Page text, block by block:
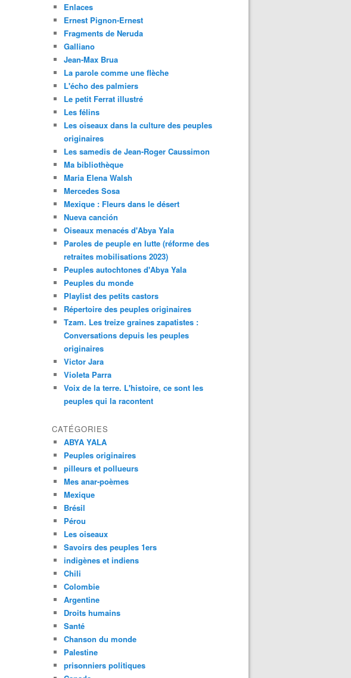
Enlaces
Ernest Pignon-Ernest
Fragments de Neruda
Galliano
Jean-Max Brua
La parole comme une flèche
L'écho des palmiers
Le petit Ferrat illustré
Les félins
Les oiseaux dans la culture des peuples
originaires
Les samedis de Jean-Roger Caussimon
Ma bibliothèque
Maria Elena Walsh
Mercedes Sosa
Mexique : Fleurs dans le désert
Nueva canción
Oiseaux menacés d'Abya Yala
Paroles de peuple en lutte (réforme des
retraites mobilisations 2023)
Peuples autochtones d'Abya Yala
Peuples du monde
Playlist des petits castors
Répertoire des peuples originaires
Tzam. Les treize graines zapatistes :
Conversations depuis les peuples
originaires
Victor Jara
Violeta Parra
Voix de la terre. L'histoire, ce sont les
peuples qui la racontent
CATÉGORIES
ABYA YALA
Peuples originaires
pilleurs et pollueurs
Mes anar-poèmes
Mexique
Brésil
Pérou
Les oiseaux
Savoirs des peuples 1ers
indigènes et indiens
Chili
Colombie
Argentine
Droits humains
Santé
Chanson du monde
Palestine
prisonniers politiques